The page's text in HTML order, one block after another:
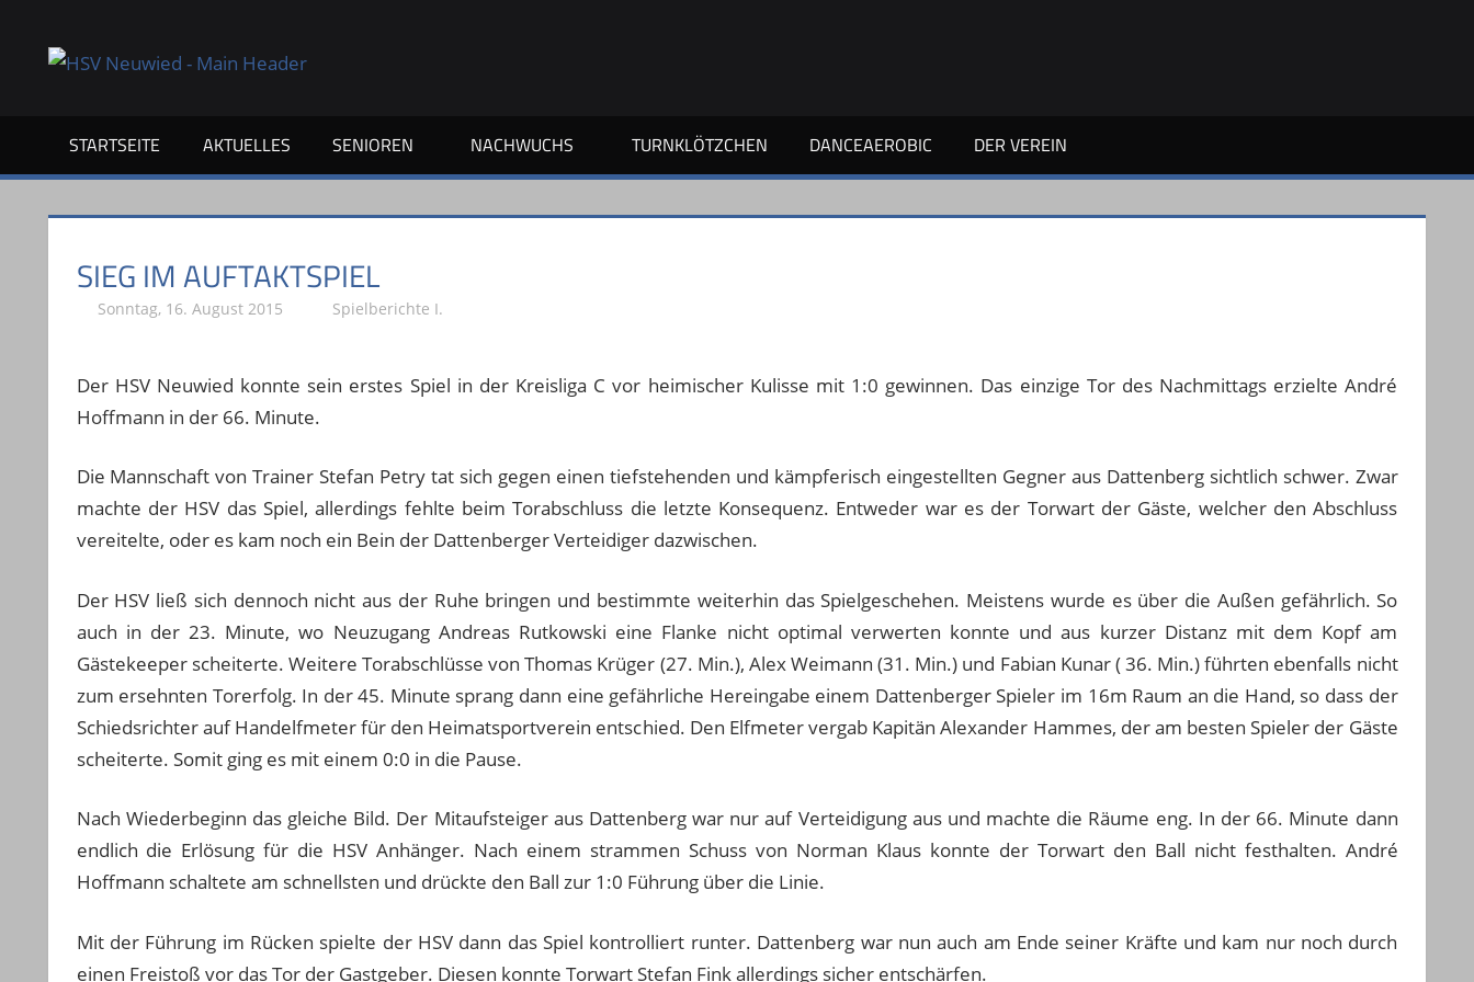
springen
Dein
undSTARTSEITE AKTUELLES SENIOREN NACHWUCHS TURNKLÖTZCHEN DANCEAEROBIC DER VEREIN
SIEG IM AUFTAKTSPIEL
Sonntag, 16. August 2015 Stephan P.
Spielberichte I.
Der HSV Neuwied konnte sein erstes Spiel in der Kreisliga C vor heimischer Kulisse mit 1:0 gewinnen. Das einzige Tor des Nachmittags erzielte André
Hoffmann in der 66. Minute.
Die Mannschaft von Trainer Stefan Petry tat sich gegen einen tiefstehenden und kämpferisch eingestellten Gegner aus Dattenberg sichtlich schwer. Zwar
machte der HSV das Spiel, allerdings fehlte beim Torabschluss die letzte Konsequenz. Entweder war es der Torwart der Gäste, welcher den Abschluss
vereitelte, oder es kam noch ein Bein der Dattenberger Verteidiger dazwischen.
Der HSV ließ sich dennoch nicht aus der Ruhe bringen und bestimmte weiterhin das Spielgeschehen. Meistens wurde es über die Außen gefährlich. So
auch in der 23. Minute, wo Neuzugang Andreas Rutkowski eine Flanke nicht optimal verwerten konnte und aus kurzer Distanz mit dem Kopf am
Gästekeeper scheiterte. Weitere Torabschlüsse von Thomas Krüger (27. Min.), Alex Weimann (31. Min.) und Fabian Kunar ( 36. Min.) führten ebenfalls nicht
zum ersehnten Torerfolg. In der 45. Minute sprang dann eine gefährliche Hereingabe einem Dattenberger Spieler im 16m Raum an die Hand, so dass der
Schiedsrichter auf Handelfmeter für den Heimatsportverein entschied. Den Elfmeter vergab Kapitän Alexander Hammes, der am besten Spieler der Gäste
scheiterte. Somit ging es mit einem 0:0 in die Pause.
Nach Wiederbeginn das gleiche Bild. Der Mitaufsteiger aus Dattenberg war nur auf Verteidigung aus und machte die Räume eng. In der 66. Minute dann
endlich die Erlösung für die HSV Anhänger. Nach einem strammen Schuss von Norman Klaus konnte der Torwart den Ball nicht festhalten. André
Hoffmann schaltete am schnellsten und drückte den Ball zur 1:0 Führung über die Linie.
Mit der Führung im Rücken spielte der HSV dann das Spiel kontrolliert runter. Dattenberg war nun auch am Ende seiner Kräfte und kam nur noch durch
einen Freistoß vor das Tor der Gastgeber. Diesen konnte Torwart Stefan Fink allerdings sicher entschärfen.